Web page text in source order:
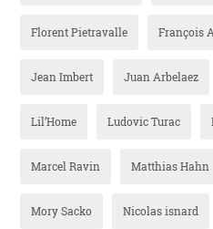
Florent Pietravalle François
Jean Imbert Juan Arbelaez
Lil’Home Ludovic Turac
Marcel Ravin Matthias Hahn
Mory Sacko Nicolas isnard